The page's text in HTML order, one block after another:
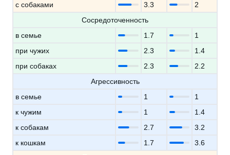
с собаками
3.3
2
Сосредоточенность
в семье
1.7
1
при чужих
2.3
1.4
при собаках
2.3
2.2
Агрессивность
в семье
1
1
к чужим
1
1.4
к собакам
2.7
3.2
к кошкам
1.7
3.6